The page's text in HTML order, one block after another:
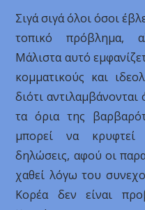
Σιγά σιγά όλοι όσοι
τοπικό πρόβλημα,
Μάλιστα αυτό
κομματικούς και
διότι αντιλαμβάνονται
τα όρια της
μπορεί να κρυφτεί
δηλώσεις, αφού οι
χαθεί λόγω του
Κορέα δεν είναι